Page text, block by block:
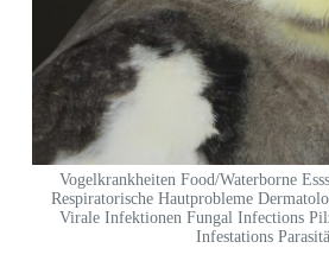
Vogelkrankheiten Food/Waterborne
Respiratorische Hautprobleme
Virale Infektionen Fungal Infections
Infestations